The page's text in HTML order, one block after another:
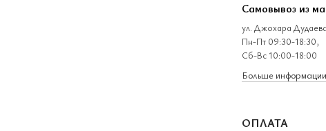
Самовывоз из
ул. Джохара
Пн-Пт 09:30-18:30,
Сб-Вс 10:00-18:00
Больше
ОПЛАТА